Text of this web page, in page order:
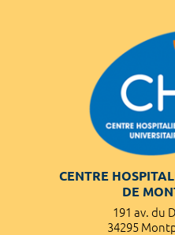
CENTRE
DE
191 av. du
34295